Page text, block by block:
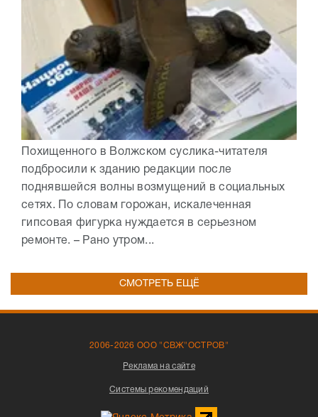
Похищенного в Волжском суслика-читателя
подбросили к зданию редакции после
поднявшейся волны возмущений в социальных
сетях. По словам горожан, искалеченная
гипсовая фигурка нуждается в серьезном
ремонте. – Рано утром...
СМОТРЕТЬ ЕЩЁ
2006-2026 ООО "СВЖ"ОСТРОВ"
Реклама на сайте
Системы рекомендаций